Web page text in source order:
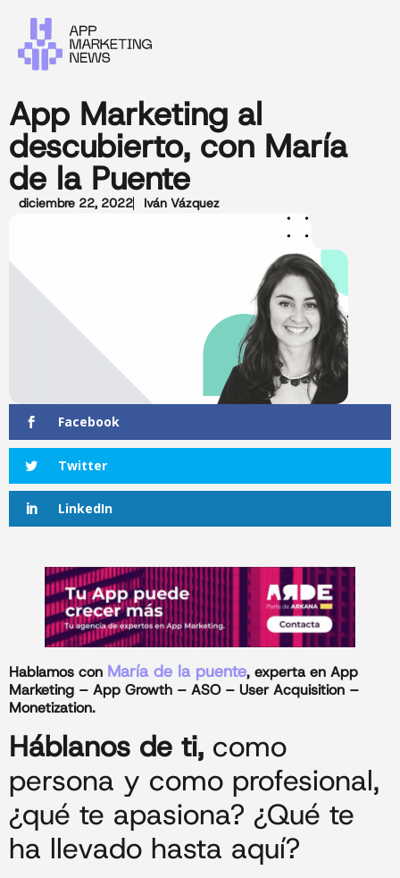
App Marketing al
descubierto, con María
de la Puente
diciembre 22, 2022 Iván Vázquez
Facebook
Twitter
LinkedIn
Hablamos con María de la puente, experta en App
Marketing – App Growth – ASO – User Acquisition –
Monetization.
Háblanos de ti, como
persona y como profesional,
¿qué te apasiona? ¿Qué te
ha llevado hasta aquí?